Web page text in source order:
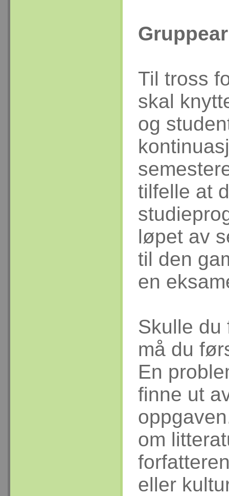
Til tross
skal
og
tilfelle at
løpet av
til den
en
Skulle du
må du
En
finne ut
om
eller